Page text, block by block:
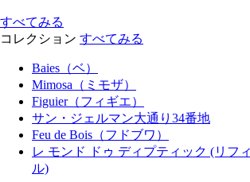
すべてみる
コレクション すべてみる
Baies（ベ）
Mimosa（ミモザ）
Figuier（フィギエ）
サン・ジェルマン大通り34番地
Feu de Bois（フドブワ）
レ モンド ドゥ ディプティック (リフ
ル)